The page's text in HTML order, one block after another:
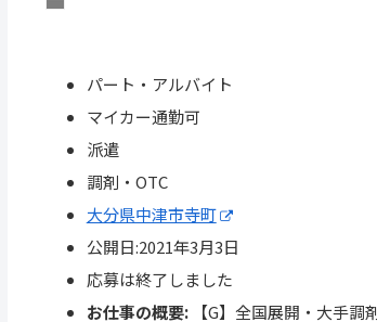
パート・アルバイト
マイカー通勤可
派遣
調剤・OTC
大分県中津市寺町
公開日:2021年3月3日
応募は終了しました
お仕事の概要:【G】全国展開・大手調